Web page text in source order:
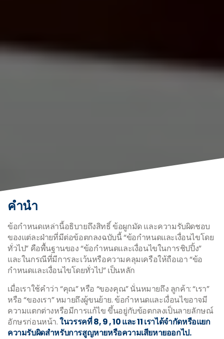
คำนำ
ข้อกำหนดเหล่านี้อธิบายถึงสิทธิ์ ข้อผูกมัด และความรับผิดชอบ
ของแต่ละฝ่ายที่มีต่อข้อตกลงฉบับนี้ “ข้อกำหนดและเงื่อนไขโดย
ทั่วไป” คือพื้นฐานของ “ข้อกำหนดและเงื่อนไขในการชิปปิ้ง”
และในกรณีที่มีการละเว้นหรือความคลุมเครือให้ถือเอา “ข้อ
กำหนดและเงื่อนไขโดยทั่วไป” เป็นหลัก
เมื่อเราใช้คำว่า “คุณ” หรือ “ของคุณ” นั่นหมายถึง ลูกค้า: “เรา”
หรือ “ของเรา” หมายถึงผู้ขนย้าย. ข้อกำหนดและเงื่อนไขอาจมี
ความแตกต่างหรือมีการแก้ไข ขึ้นอยู่กับข้อตกลงเป็นลายลักษณ์
อักษรก่อนหน้า.ในวรรคที่ 8, 9 , 10 และ 11 เราได้จำกัดหรือแยก
ความรับผิดสำหรับการสูญหายหรือความเสียหายออกไป.